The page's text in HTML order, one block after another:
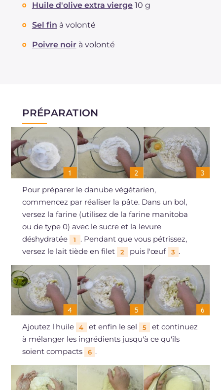
Huile d'olive extra vierge 10 g
Sel fin à volonté
Poivre noir à volonté
PRÉPARATION
Pour préparer le danube végétarien,
commencez par réaliser la pâte. Dans un bol,
versez la farine (utilisez de la farine manitoba
ou de type 0) avec le sucre et la levure
déshydratée
1
. Pendant que vous pétrissez,
versez le lait tiède en filet
2 puis l'œuf 3 .
Ajoutez l'huile 4 et enfin le sel 5
et continuez
à mélanger les ingrédients jusqu'à ce qu'ils
soient compacts
6 .